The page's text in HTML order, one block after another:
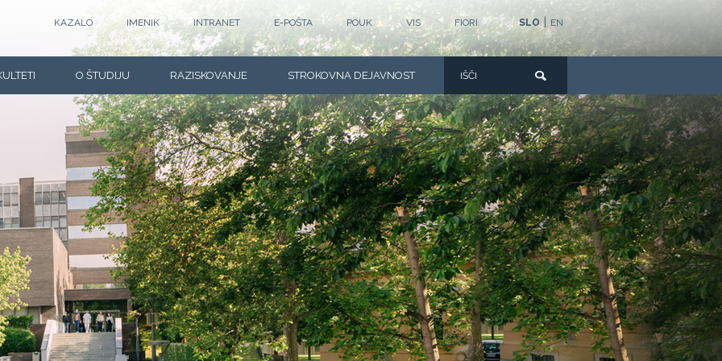
SLO EN
KAZALO IMENIK INTRANET E-POŠTA POUK VIS FIORI
O ŠTUDIJU RAZISKOVANJE STROKOVNA DEJAVNOST